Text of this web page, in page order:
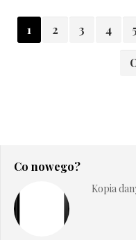
1 2 3 4
Co nowego?
Kopia